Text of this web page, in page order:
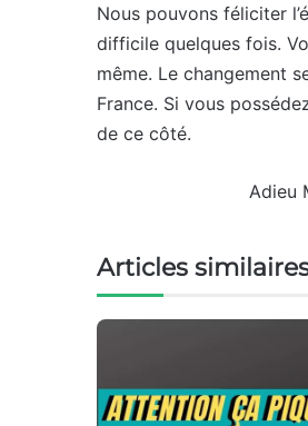
Nous pouvons féliciter
difficile quelques fois.
même. Le changement
France. Si vous
de ce côté.
Adieu
Articles